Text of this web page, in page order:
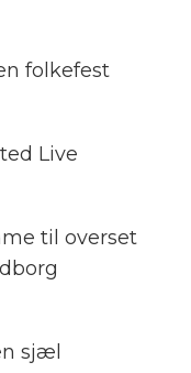
folkefest
Live
til overset
sjæl